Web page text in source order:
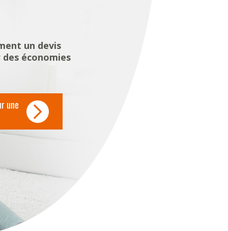
un devis
économies
une